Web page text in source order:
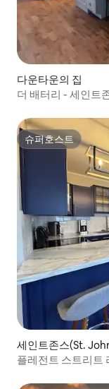
다운타운의 집
더 배터리 - 세인트
슈퍼호스트
슈퍼호스트
세인트존스(St.
플레전트 스트리트